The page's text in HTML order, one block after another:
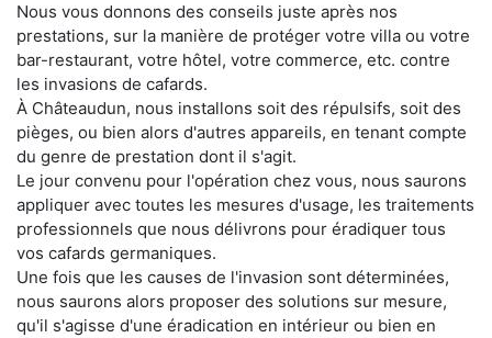
Nous vous donnons des conseils juste après nos
prestations, sur la manière de protéger votre villa ou votre
bar-restaurant, votre hôtel, votre commerce, etc. contre
les invasions de cafards.
À Châteaudun, nous installons soit des répulsifs, soit des
pièges, ou bien alors d'autres appareils, en tenant compte
du genre de prestation dont il s'agit.
Le jour convenu pour l'opération chez vous, nous saurons
appliquer avec toutes les mesures d'usage, les traitements
professionnels que nous délivrons pour éradiquer tous
vos cafards germaniques.
Une fois que les causes de l'invasion sont déterminées,
nous saurons alors proposer des solutions sur mesure,
qu'il s'agisse d'une éradication en intérieur ou bien en